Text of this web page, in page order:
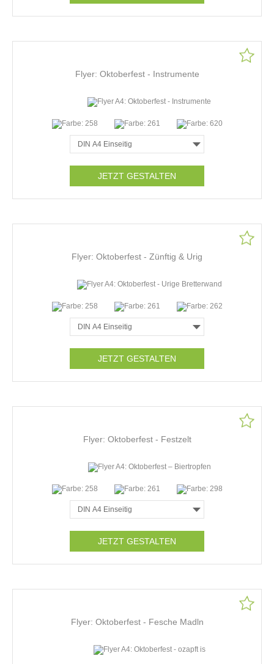
Flyer: Oktoberfest - Instrumente
JETZT GESTALTEN
Flyer: Oktoberfest - Zünftig & Urig
JETZT GESTALTEN
Flyer: Oktoberfest - Festzelt
JETZT GESTALTEN
Flyer: Oktoberfest - Fesche Madln